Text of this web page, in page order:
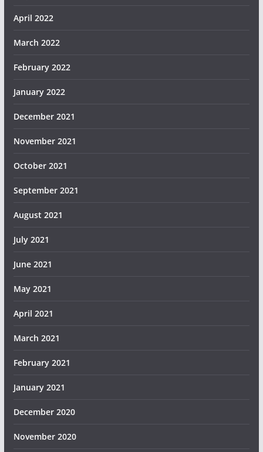
April 2022
March 2022
February 2022
January 2022
December 2021
November 2021
October 2021
September 2021
August 2021
July 2021
June 2021
May 2021
April 2021
March 2021
February 2021
January 2021
December 2020
November 2020